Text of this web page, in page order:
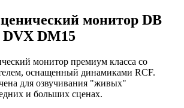
монитор DB
DVX DM15
монитор премиум класса со
оснащенный динамиками RCF.
для озвучивания "живых"
и больших сценах.